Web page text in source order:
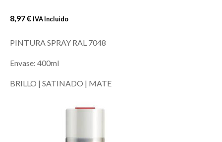
8,97€ IVA Incluido
PINTURA SPRAY RAL 7048
Envase: 400ml
BRILLO | SATINADO | MATE